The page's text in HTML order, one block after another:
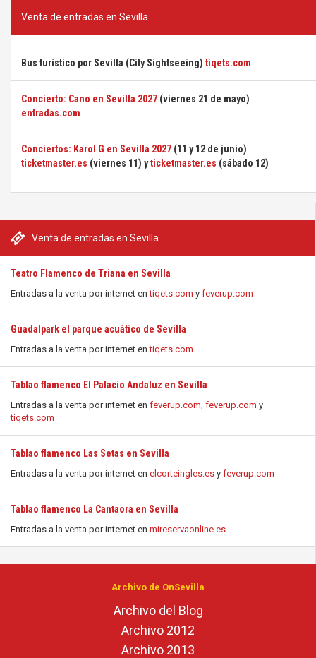
Venta de entradas en Sevilla
Teatro Flamenco de Triana en Sevilla
Entradas a la venta por internet entiqets.com y feverup.com
Guadalpark el parque acuático de Sevilla
Entradas a la venta por internet entiqets.com
Tablao flamenco El Palacio Andaluz en Sevilla
Entradas a la venta por internet en feverup.com, feverup.com y
tiqets.com
Tablao flamenco Las Setas en Sevilla
Entradas a la venta por internet en elcorteingles.es y feverup.com
Tablao flamenco La Cantaora en Sevilla
Entradas a la venta por internet en mireservaonline.es
Venta de entradas en Sevilla
Bus turístico por Sevilla (City Sightseeing) tiqets.com
Concierto: Cano en Sevilla 2027 (viernes 21 de mayo)
entradas.com
Conciertos: Karol G en Sevilla 2027 (11 y 12 de junio)
ticketmaster.es (viernes 11) yticketmaster.es (sábado 12)
Archivo de OnSevilla
Archivo del Blog
Archivo 2012
Archivo 2013